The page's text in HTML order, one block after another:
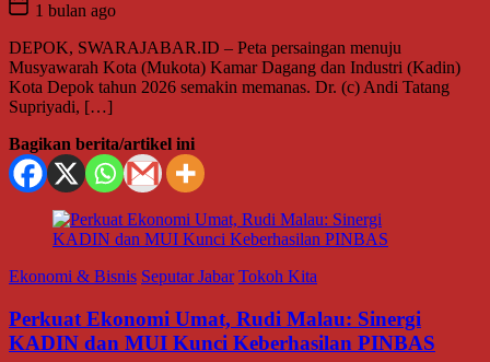
1 bulan ago
DEPOK, SWARAJABAR.ID – Peta persaingan menuju
Musyawarah Kota (Mukota) Kamar Dagang dan Industri (Kadin)
Kota Depok tahun 2026 semakin memanas. Dr. (c) Andi Tatang
Supriyadi, […]
Bagikan berita/artikel ini
Ekonomi & Bisnis Seputar Jabar Tokoh Kita
Perkuat Ekonomi Umat, Rudi Malau: Sinergi
KADIN dan MUI Kunci Keberhasilan PINBAS